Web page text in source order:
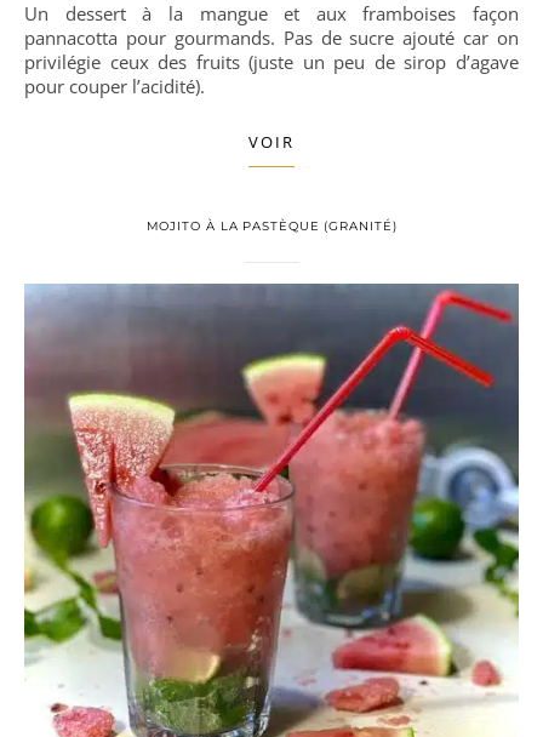
Un dessert à la mangue et aux framboises façon
pannacotta pour gourmands. Pas de sucre ajouté car on
privilégie ceux des fruits (juste un peu de sirop d’agave
pour couper l’acidité).
VOIR
MOJITO À LA PASTÈQUE (GRANITÉ)